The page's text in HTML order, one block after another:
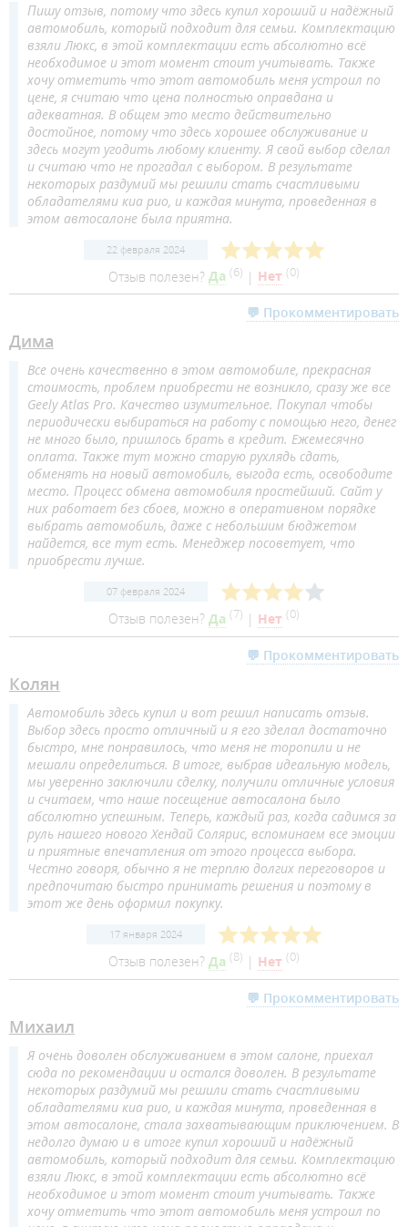
Пишу отзыв, потому что здесь купил хороший и надёжный
автомобиль, который подходит для семьи. Комплектацию
взяли Люкс, в этой комплектации есть абсолютно всё
необходимое и этот момент стоит учитывать. Также
хочу отметить что этот автомобиль меня устроил по
цене, я считаю что цена полностью оправдана и
адекватная. В общем это место действительно
достойное, потому что здесь хорошее обслуживание и
здесь могут угодить любому клиенту. Я свой выбор сделал
и считаю что не прогадал с выбором. В результате
некоторых раздумий мы решили стать счастливыми
обладателями киа рио, и каждая минута, проведенная в
этом автосалоне была приятна.
22 февраля 2024
Отзыв полезен? Да (6) | Нет (0)
💬 Прокомментировать
Дима
Все очень качественно в этом автомобиле, прекрасная
стоимость, проблем приобрести не возникло, сразу же все
Geely Atlas Pro. Качество изумительное. Покупал чтобы
периодически выбираться на работу с помощью него, денег
не много было, пришлось брать в кредит. Ежемесячно
оплата. Также тут можно старую рухлядь сдать,
обменять на новый автомобиль, выгода есть, освободите
место. Процесс обмена автомобиля простейший. Сайт у
них работает без сбоев, можно в оперативном порядке
выбрать автомобиль, даже с небольшим бюджетом
найдется, все тут есть. Менеджер посоветует, что
приобрести лучше.
07 февраля 2024
Отзыв полезен? Да (7) | Нет (0)
💬 Прокомментировать
Колян
Автомобиль здесь купил и вот решил написать отзыв.
Выбор здесь просто отличный и я его зделал достаточно
быстро, мне понравилось, что меня не торопили и не
мешали определиться. В итоге, выбрав идеальную модель,
мы уверенно заключили сделку, получили отличные условия
и считаем, что наше посещение автосалона было
абсолютно успешным. Теперь, каждый раз, когда садимся за
руль нашего нового Хендай Солярис, вспоминаем все эмоции
и приятные впечатления от этого процесса выбора.
Честно говоря, обычно я не терплю долгих переговоров и
предпочитаю быстро принимать решения и поэтому в
этот же день оформил покупку.
17 января 2024
Отзыв полезен? Да (8) | Нет (0)
💬 Прокомментировать
Михаил
Я очень доволен обслуживанием в этом салоне, приехал
сюда по рекомендации и остался доволен. В результате
некоторых раздумий мы решили стать счастливыми
обладателями киа рио, и каждая минута, проведенная в
этом автосалоне, стала захватывающим приключением. В
недолго думаю и в итоге купил хороший и надёжный
автомобиль, который подходит для семьи. Комплектацию
взяли Люкс, в этой комплектации есть абсолютно всё
необходимое и этот момент стоит учитывать. Также
хочу отметить что этот автомобиль меня устроил по